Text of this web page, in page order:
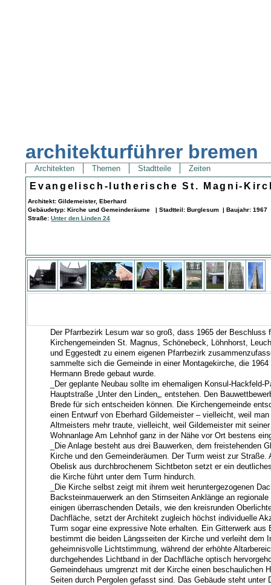
architekturführer bremen
Architekten Themen Stadtteile Zeiten
Evangelisch-lutherische St. Magni-
Architekt: Gildemeister, Eberhard
Gebäudetyp: Kirche und Gemeinderäume | Stadtteil: Burglesum | Baujahr: 1967
Straße:Unter den Linden 24
Der Pfarrbezirk Lesum war so groß, dass 1965 der Beschluss
Kirchengemeinden St. Magnus, Schönebeck, Löhnhorst,
und Eggestedt zu einem eigenen Pfarrbezirk
sammelte sich die Gemeinde in einer Montagekirche, die
Hermann Brede gebaut wurde.
_Der geplante Neubau sollte im ehemaligen Konsul-Hackfeld-
Hauptstraße „Unter den Linden„, entstehen. Den
Brede für sich entscheiden können. Die Kirchengemeinde
einen Entwurf von Eberhard Gildemeister – vielleicht, weil
Altmeisters mehr traute, vielleicht, weil Gildemeister mit
Wohnanlage Am Lehnhof ganz in der Nähe vor Ort bestens
_Die Anlage besteht aus drei Bauwerken, dem freistehenden
Kirche und den Gemeinderäumen. Der Turm weist zur Straße.
Obelisk aus durchbrochenem Sichtbeton setzt er ein
die Kirche führt unter dem Turm hindurch.
_Die Kirche selbst zeigt mit ihrem weit heruntergezogenen
Backsteinmauerwerk an den Stirnseiten Anklänge an
einigen überraschenden Details, wie den kreisrunden
Dachfläche, setzt der Architekt zugleich höchst individuelle
Turm sogar eine expressive Note erhalten. Ein Gitterwerk aus
bestimmt die beiden Längsseiten der Kirche und verleiht dem
geheimnisvolle Lichtstimmung, während der erhöhte
durchgehendes Lichtband in der Dachfläche optisch
Gemeindehaus umgrenzt mit der Kirche einen beschaulichen
Seiten durch Pergolen gefasst sind. Das Gebäude steht unter